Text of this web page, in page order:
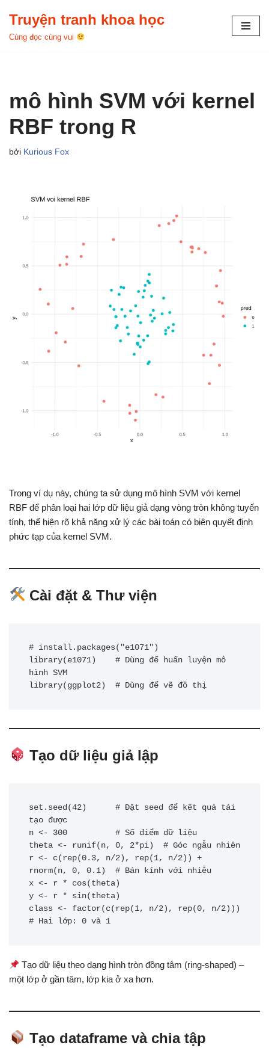
Chuyển
Truyện tranh khoa học
Cùng đọc cùng vui
mô hình SVM với kernel
RBF trong R
bởi Kurious Fox
Trong ví dụ này, chúng ta sử dụng mô hình SVM với kernel
RBF để phân loại hai lớp dữ liệu giả dạng vòng tròn không tuyến
tính, thể hiện rõ khả năng xử lý các bài toán có biên quyết định
phức tạp của kernel SVM.
Cài đặt & Thư viện
# install.packages("e1071")
library(e1071)    # Dùng để huấn luyện mô
hình SVM
Tạo dữ liệu giả lập
set.seed(42)      # Đặt seed để kết quả tái
tạo được
n <- 300          # Số điểm dữ liệu
theta <- runif(n, 0, 2*pi)  # Góc ngẫu nhiên
r <- c(rep(0.3, n/2), rep(1, n/2)) +
rnorm(n, 0, 0.1)  # Bán kính với nhiễu
x <- r * cos(theta)
y <- r * sin(theta)
class <- factor(c(rep(1, n/2), rep(0, n/2)))
Tạo dữ liệu theo dạng hình tròn đồng tâm (ring-shaped) –
một lớp ở gần tâm, lớp kia ở xa hơn.
Tạo dataframe và chia tập